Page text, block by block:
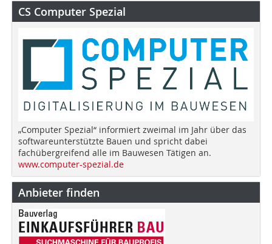
CS Computer Spezial
„Computer Spezial“ informiert zweimal im Jahr über das
softwareunterstützte Bauen und spricht dabei
fachübergreifend alle im Bauwesen Tätigen an.
www.computer-spezial.de
Anbieter finden